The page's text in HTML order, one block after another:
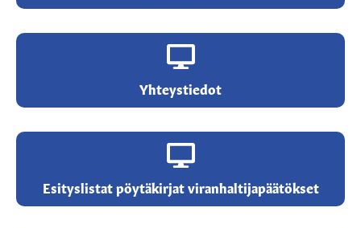
Yhteystiedot
Esityslistat pöytäkirjat viranhaltijapäätökset